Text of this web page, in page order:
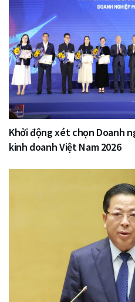
Khởi động xét chọn Doanh
kinh doanh Việt Nam 2026